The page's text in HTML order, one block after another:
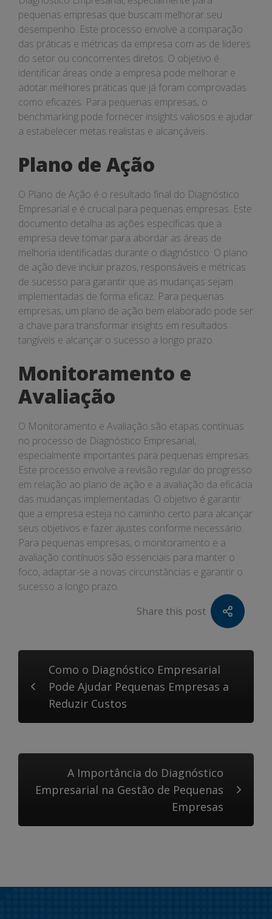
pequenas empresas que buscam melhorar seu
desempenho. Este processo envolve a comparação
das práticas e métricas da empresa com as de líderes
do setor ou concorrentes diretos. O objetivo é
identificar áreas onde a empresa pode melhorar e
adotar melhores práticas que já foram comprovadas
como eficazes. Para pequenas empresas, o
benchmarking pode fornecer insights valiosos e ajudar
a estabelecer metas realistas e alcançáveis.
Plano de Ação
O Plano de Ação é o resultado final do Diagnóstico
Empresarial e é crucial para pequenas empresas. Este
documento detalha as ações específicas que a
empresa deve tomar para abordar as áreas de
melhoria identificadas durante o diagnóstico. O plano
de ação deve incluir prazos, responsáveis e métricas
de sucesso para garantir que as mudanças sejam
implementadas de forma eficaz. Para pequenas
empresas, um plano de ação bem elaborado pode ser
a chave para transformar insights em resultados
tangíveis e alcançar o sucesso a longo prazo.
Monitoramento e
Avaliação
O Monitoramento e Avaliação são etapas contínuas
no processo de Diagnóstico Empresarial,
especialmente importantes para pequenas empresas.
Este processo envolve a revisão regular do progresso
em relação ao plano de ação e a avaliação da eficácia
das mudanças implementadas. O objetivo é garantir
que a empresa esteja no caminho certo para alcançar
seus objetivos e fazer ajustes conforme necessário.
Para pequenas empresas, o monitoramento e a
avaliação contínuos são essenciais para manter o
foco, adaptar-se a novas circunstâncias e garantir o
sucesso a longo prazo.
Share this post
Como o Diagnóstico Empresarial
Pode Ajudar Pequenas Empresas a
Reduzir Custos
A Importância do Diagnóstico
Empresarial na Gestão de Pequenas
Empresas